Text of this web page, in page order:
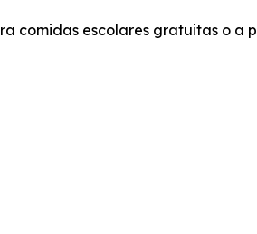
comidas escolares gratuitas o a